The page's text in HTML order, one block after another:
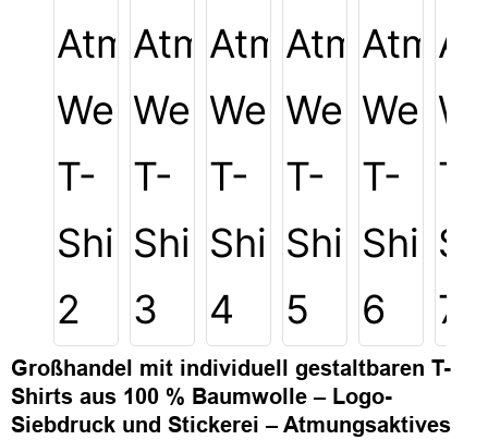
Großhandel mit individuell gestaltbaren T-
Shirts aus 100 % Baumwolle – Logo-
Siebdruck und Stickerei – Atmungsaktives